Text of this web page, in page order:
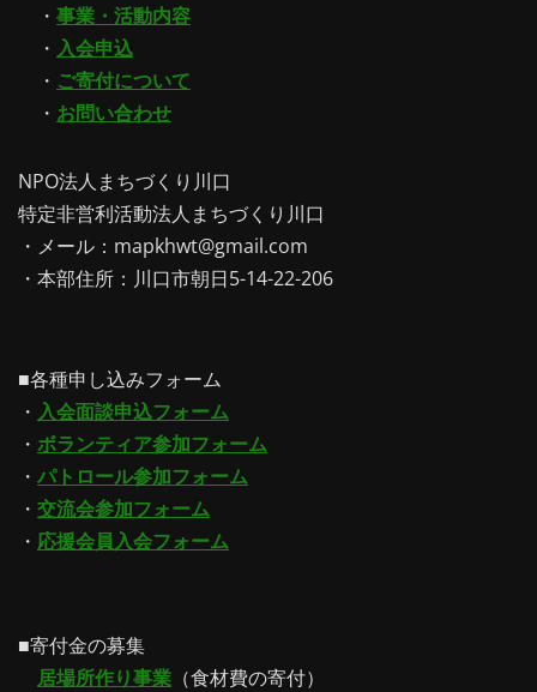
・ 事業・活動内容
・ 入会申込
・ ご寄付について
・ お問い合わせ
NPO法人まちづくり川口
特定非営利活動法人まちづくり川口
・メール：mapkhwt@gmail.com
・本部住所：川口市朝日5-14-22-206
■各種申し込みフォーム
・ 入会面談申込フォーム
・ ボランティア参加フォーム
・ パトロール参加フォーム
・ 交流会参加フォーム
・ 応援会員入会フォーム
■寄付金の募集
居場所作り事業 （食材費の寄付）